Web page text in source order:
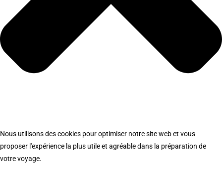
Nous utilisons des cookies pour optimiser notre site web et vous
proposer l'expérience la plus utile et agréable dans la préparation de
votre voyage.